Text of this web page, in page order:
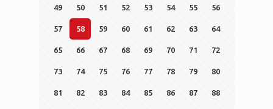
49 50 51 52 53 54 55 56
57 58 59 60 61 62 63 64
65 66 67 68 69 70 71 72
73 74 75 76 77 78 79 80
81 82 83 84 85 86 87 88